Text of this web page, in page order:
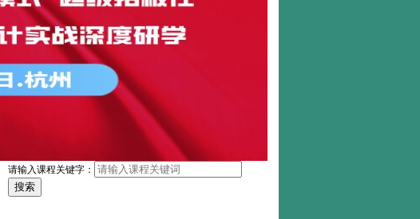
请输入课程关键字：